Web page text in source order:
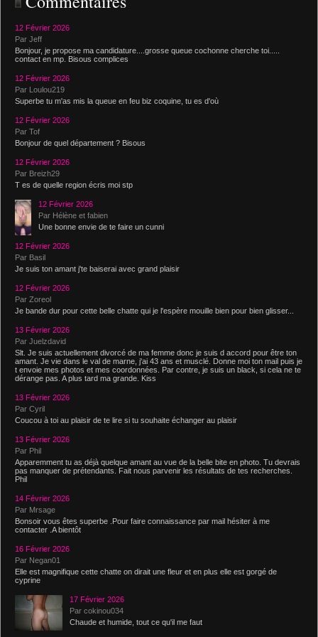
12 Février 2026
Par Jeff
Bonjour, je propose ma candidature....grosse queue cochonne cherche toi.....
contact en mp. Bisous complices
12 Février 2026
Par Loulou219
Superbe tu m'as mis la queue en feu biz coquine, tu es d'où
12 Février 2026
Par Tof
Bonjour de quel département ? Bisous
12 Février 2026
Par Breizh29
T es de quelle region écris moi stp
12 Février 2026
Par Hélène et fabien
Une bonne envie de te faire un cunni
12 Février 2026
Par Basil
Je suis ton amant j'te baiserai avec grand plaisir
12 Février 2026
Par Zoreol
Je bande dur pour cette belle chatte qui je l'espère mouille bien pour bien glisser...
13 Février 2026
Par Juelzdavid
Slt. Je suis actuellement divorcé de ma femme donc je suis d accord pour être ton
amant. Je vie dans le val de marne, j'ai 43 ans et musclé. Donne moi ton mail puis je
t envoie mes photos et mes coordonnées. Par contre, je suis un black, si cela ne te
dérange pas. A plus tard ma grande. Kiss
13 Février 2026
Par Cyril
Coucou à toi au plaisir de te lire si tu souhaite échanger au plaisir
13 Février 2026
Par Phil
Apparemment tu as déjà quelque amant au vue de la belle bite en photo. Tu devrais
pas manquer de prétendants. Fait nous parvenir les résultats de tes recherches.
Phil
14 Février 2026
Par Mrsage
Bonsoir vous êtes superbe .Pour faire connaissance par mail hésiter à me
contacter .A bientôt
16 Février 2026
Par Negan01
Elle est magnifique cette chatte on dirait une fleur et en plus elle est gorgé de
cyprine
17 Février 2026
Par cokinou034
Chaude et humide, tout ce qu'il me faut